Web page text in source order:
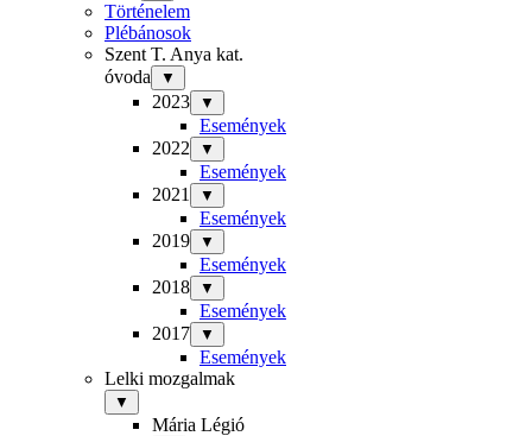
Történelem
Plébánosok
Szent T. Anya kat.
óvoda
▼
2023 ▼
Események
2022
▼
Események
2021
▼
Események
2019
▼
Események
2018
▼
Események
2017
▼
Események
Lelki mozgalmak
▼
Mária Légió